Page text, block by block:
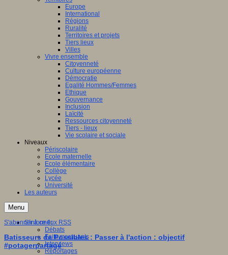
Europe
International
Régions
Ruralité
Territoires et projets
Tiers lieux
Villes
Vivre ensemble
Citoyenneté
Culture européenne
Démocratie
Egalité Hommes/Femmes
Ethique
Gouvernance
Inclusion
Laïcité
Ressources citoyenneté
Tiers - lieux
Vie scolaire et sociale
Niveaux
Périscolaire
Ecole maternelle
Ecole élémentaire
Collège
Lycée
Université
Les auteurs
Menu
S'informer
Débats
Faits marquants
Interviews
Reportages
S'abonner à ce flux RSS
Batisseurs de Possibles : Passer à l'action : objectif
#potagerpartagé